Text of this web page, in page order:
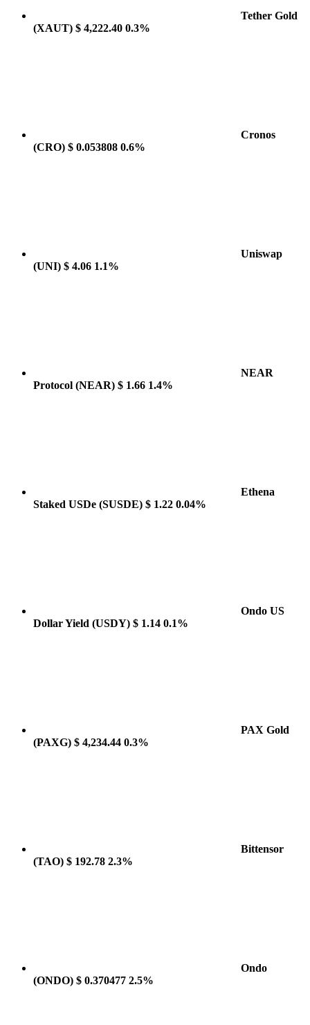
Tether Gold
(XAUT) $ 4,222.40 0.3%
Cronos
(CRO) $ 0.053808 0.6%
Uniswap
(UNI) $ 4.06 1.1%
NEAR
Protocol (NEAR) $ 1.66 1.4%
Ethena
Staked USDe (SUSDE) $ 1.22 0.04%
Ondo US
Dollar Yield (USDY) $ 1.14 0.1%
PAX Gold
(PAXG) $ 4,234.44 0.3%
Bittensor
(TAO) $ 192.78 2.3%
Ondo
(ONDO) $ 0.370477 2.5%